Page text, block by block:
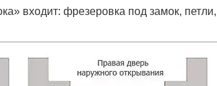
входит: фрезеровка под замок,